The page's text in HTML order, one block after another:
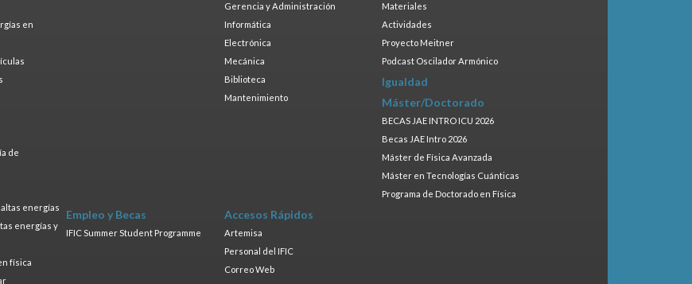
en
de
energías
energías y
física
Gerencia y Administración
Informática
Electrónica
Mecánica
Biblioteca
Mantenimiento
Materiales
Actividades
Proyecto Meitner
Podcast Oscilador Armónico
Igualdad
Máster/Doctorado
BECAS JAE INTRO ICU 2026
Becas JAE Intro 2026
Máster de Física Avanzada
Máster en Tecnologías Cuánticas
Programa de Doctorado en Física
Empleo y Becas
IFIC Summer Student Programme
Accesos Rápidos
Artemisa
Personal del IFIC
Correo Web